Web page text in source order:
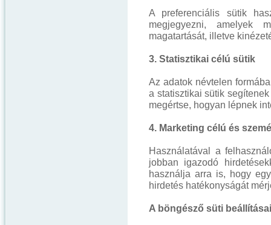
A preferenciális sütik
megjegyezni, amelyek
magatartását, illetve
3. Statisztikai célú sütik
Az adatok névtelen
a statisztikai sütik
megértse, hogyan lépnek
4. Marketing célú és
Használatával a
jobban igazodó
használja arra is, hogy
hirdetés hatékonyságát
A böngésző süti beállításai